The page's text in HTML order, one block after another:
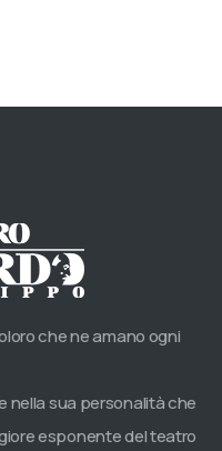
che ne amano ogni
nella sua personalità che
esponente del teatro